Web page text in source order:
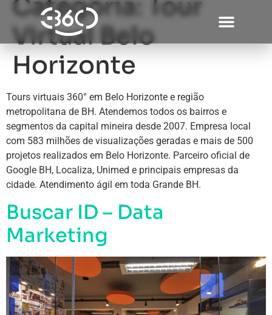
Categoria: Tour
Virtual Belo
Horizonte
Tours virtuais 360° em Belo Horizonte e região
metropolitana de BH. Atendemos todos os bairros e
segmentos da capital mineira desde 2007. Empresa local
com 583 milhões de visualizações geradas e mais de 500
projetos realizados em Belo Horizonte. Parceiro oficial de
Google BH, Localiza, Unimed e principais empresas da
cidade. Atendimento ágil em toda Grande BH.
Buscar ID – Data
Marketing